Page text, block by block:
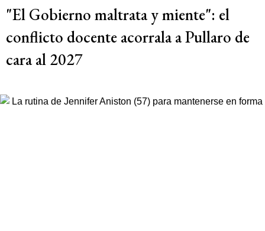
"El Gobierno maltrata y miente": el
conflicto docente acorrala a Pullaro de
cara al 2027